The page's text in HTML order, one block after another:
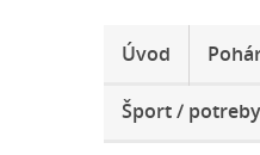
Úvod
Šport /